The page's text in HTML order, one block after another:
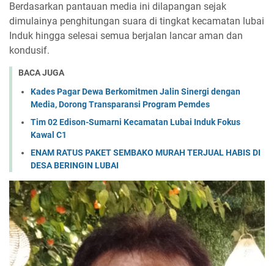
Berdasarkan pantauan media ini dilapangan sejak
dimulainya penghitungan suara di tingkat kecamatan lubai
Induk hingga selesai semua berjalan lancar aman dan
kondusif.
BACA JUGA
Kades Pagar Dewa Berkomitmen Jalin Sinergi dengan
Media, Dorong Transparansi Program Pemdes
Tim 02 Edison-Sumarni Kecamatan Lubai Induk Fokus
Kawal C1
ENAM RATUS PAKET SEMBAKO MURAH TERJUAL HABIS DI
DESA BERINGIN LUBAI